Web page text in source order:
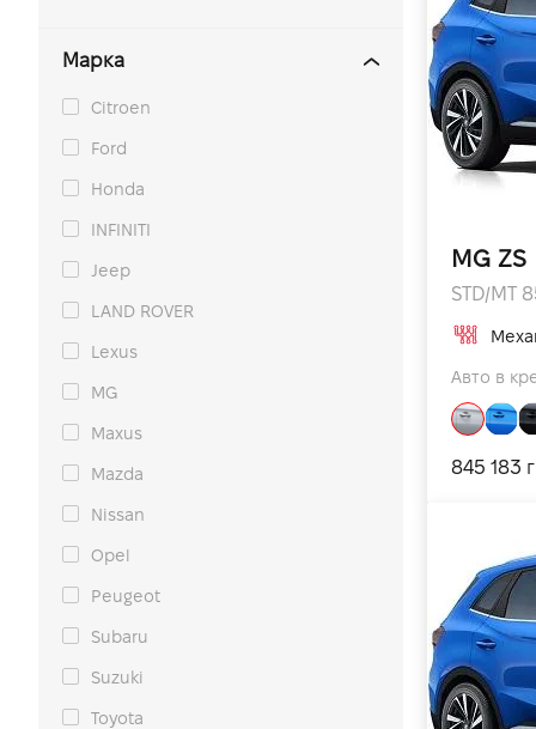
Марка
Citroen
Ford
Honda
INFINITI
Jeep
LAND ROVER
Lexus
MG
Maxus
Mazda
Nissan
Opel
Peugeot
Subaru
Suzuki
Toyota
MG ZS
STD/MT
Авто в
845 183